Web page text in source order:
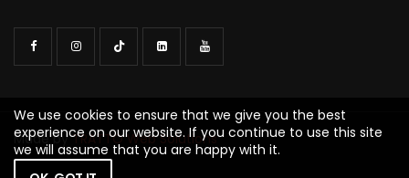
Made byTRATTO Web Solutions
We use cookies to ensure that we give you the best
experience on our website. If you continue to use this site
we will assume that you are happy with it.